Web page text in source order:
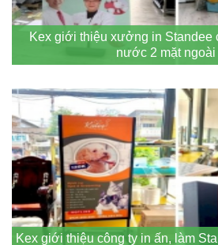
Kex giới thiệu xưởng in Standee
nước 2 mặt ngoài
Kex giới thiệu công ty in ấn, làm